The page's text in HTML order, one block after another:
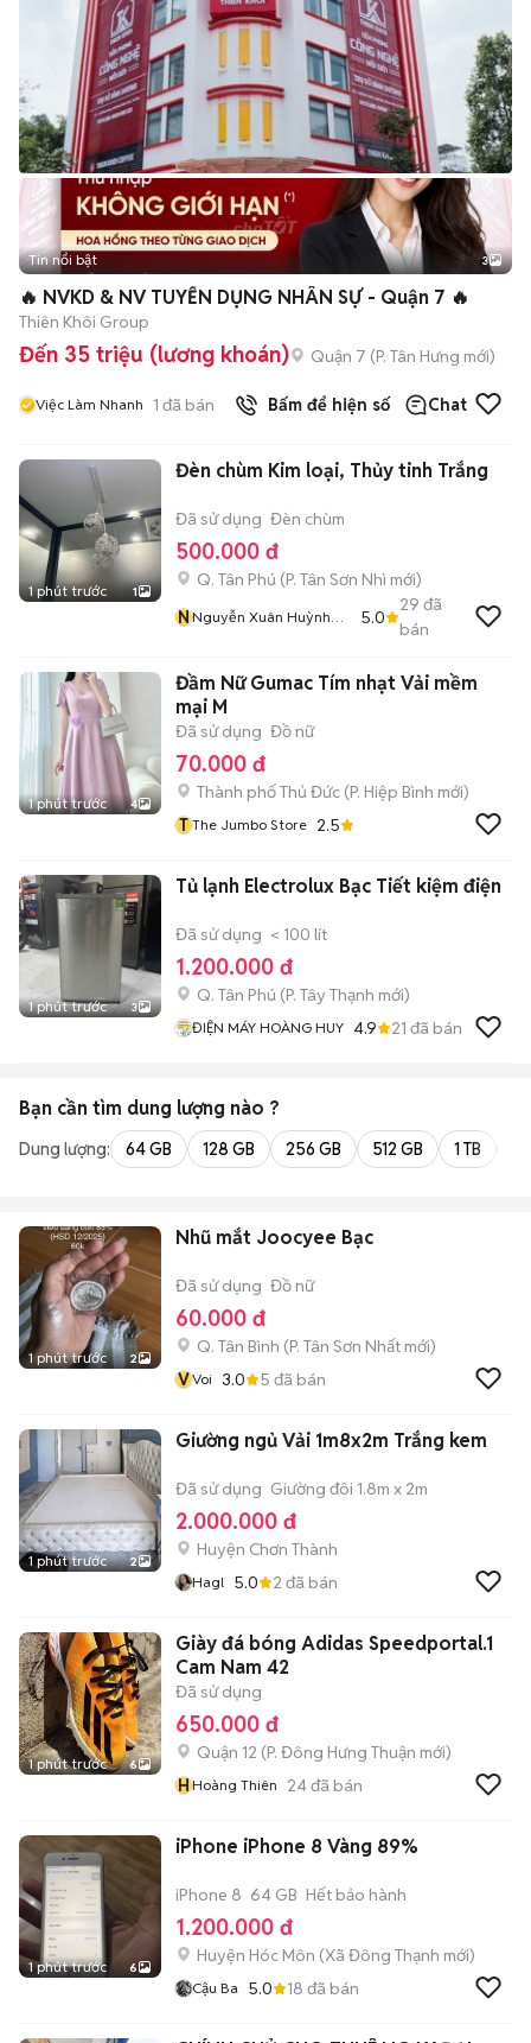
Tin nổi bật 3
🔥 NVKD & NV TUYỂN DỤNG NHÂN SỰ - Quận 7 🔥
Thiên Khôi Group
Đến 35 triệu (lương khoán) Quận 7 (P. Tân Hưng mới)
Việc Làm Nhanh 1 đã bán Bấm để hiện số Chat
1 phút trước 1
Đèn chùm Kim loại, Thủy tinh Trắng
Đã sử dụng Đèn chùm
500.000 đ
Q. Tân Phú (P. Tân Sơn Nhì mới)
NNguyễn Xuân Huỳnh
5.0
29 đã
bán
1 phút trước 4
Đầm Nữ Gumac Tím nhạt Vải mềm
mại M
Đã sử dụng Đồ nữ
70.000 đ
Thành phố Thủ Đức (P. Hiệp Bình mới)
T The Jumbo Store 2.5
1 phút trước 3
Tủ lạnh Electrolux Bạc Tiết kiệm điện
Đã sử dụng < 100 lít
1.200.000 đ
Q. Tân Phú (P. Tây Thạnh mới)
ĐIỆN MÁY HOÀNG HUY 4.9 21 đã bán
Bạn cần tìm dung lượng nào ?
Dung lượng: 64 GB 128 GB 256 GB 512 GB 1 TB
1 phút trước 2
Nhũ mắt Joocyee Bạc
Đã sử dụng Đồ nữ
60.000 đ
Q. Tân Bình (P. Tân Sơn Nhất mới)
VVoi 3.0 5 đã bán
1 phút trước 2
Giường ngủ Vải 1m8x2m Trắng kem
Đã sử dụng Giường đôi 1.8m x 2m
2.000.000 đ
Huyện Chơn Thành
Hagl 5.0 2 đã bán
1 phút trước 6
Giày đá bóng Adidas Speedportal.1
Cam Nam 42
Đã sử dụng
650.000 đ
Quận 12 (P. Đông Hưng Thuận mới)
HHoàng Thiên 24đã bán
1 phút trước 6
iPhone iPhone 8 Vàng 89%
iPhone 8 64 GB Hết bảo hành
1.200.000 đ
Huyện Hóc Môn (Xã Đông Thạnh mới)
Cậu Ba 5.0 18 đã bán